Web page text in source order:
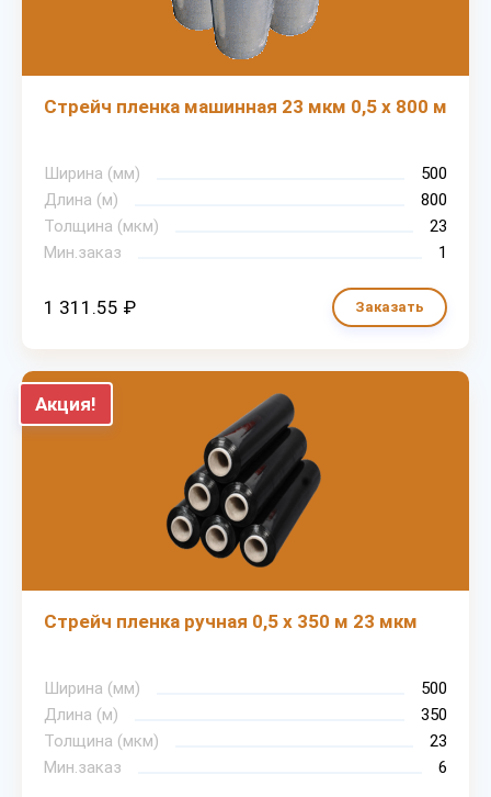
Стрейч пленка машинная 23 мкм 0,5 х 800 м
Ширина (мм)
500
Длина (м)
800
Толщина (мкм)
23
Мин.заказ
1
1 311.55 ₽ Заказать
Акция!
Стрейч пленка ручная 0,5 х 350 м 23 мкм
Ширина (мм)
500
Длина (м)
350
Толщина (мкм)
23
Мин.заказ
6